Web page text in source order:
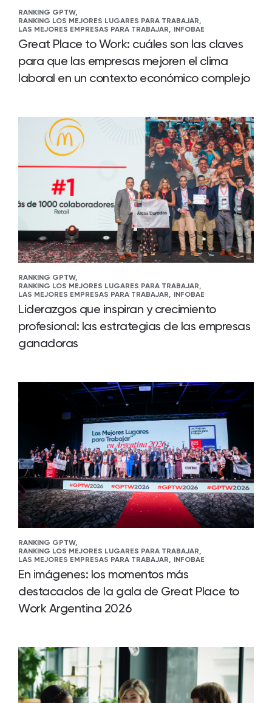
RANKING GPTW,
RANKING LOS MEJORES LUGARES PARA TRABAJAR,
LAS MEJORES EMPRESAS PARA TRABAJAR, INFOBAE
Great Place to Work: cuáles son las claves
para que las empresas mejoren el clima
laboral en un contexto económico complejo
RANKING GPTW,
RANKING LOS MEJORES LUGARES PARA TRABAJAR,
LAS MEJORES EMPRESAS PARA TRABAJAR, INFOBAE
Liderazgos que inspiran y crecimiento
profesional: las estrategias de las empresas
ganadoras
RANKING GPTW,
RANKING LOS MEJORES LUGARES PARA TRABAJAR,
LAS MEJORES EMPRESAS PARA TRABAJAR, INFOBAE
En imágenes: los momentos más
destacados de la gala de Great Place to
Work Argentina 2026